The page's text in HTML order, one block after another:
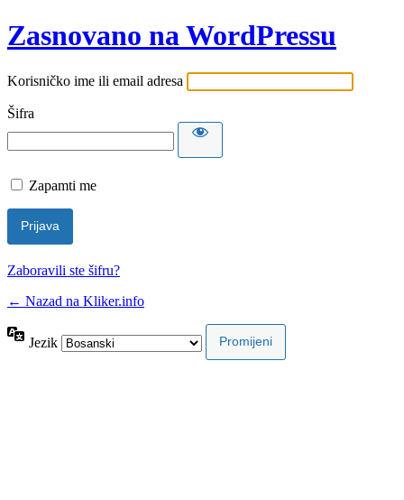
Zasnovano na WordPressu
Korisničko ime ili email adresa
Šifra
Zapamti me
Zaboravili ste šifru?
← Nazad na Kliker.info
Jezik